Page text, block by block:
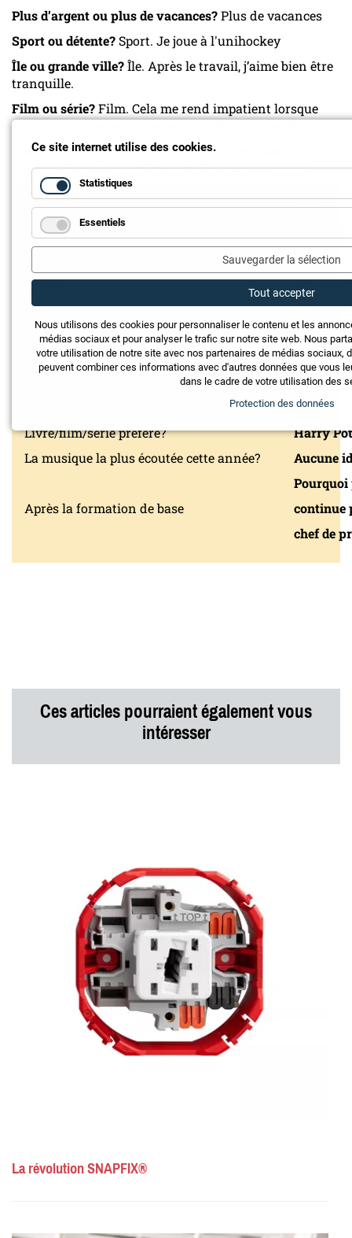
Plus d’argent ou plus de vacances?Plus de vacances
Sport ou détente?Sport. Je joue à l'unihockey
Île ou grande ville?Île. Après le travail, j’aime bien être
tranquille.
Film ou série?Film. Cela me rend impatient lorsque
chaque intrigue est largement étalée dans les séries.
L’ananas sur les pizzas, à enlever ou c’est bon?
enlever! Sinon mes collègues italiens vont me tuer...
Prénom
Nick
Nom
16
Loisirs
Matière préférée
Matières
Formule préférée en électrotechnique?
U=R*I
Note souhaitée pour l’examen final?
5.0
Temps passé sur le smartphone par jour
3 h
Tout
Livre/film/série préféré?
Harry
La musique la plus écoutée cette année?
Aucune
Après la formation de base
continue
chef de
Ces articles pourraient également vous
intéresser
La révolution SNAPFIX®
Ce site internet utilise des cookies.
Statistiques
Essentiels
Sauvegarder la sélection
Tout accepter
Nous utilisons des cookies pour personnaliser le contenu et les
médias sociaux et pour analyser le trafic sur notre site web. Nous
votre utilisation de notre site avec nos partenaires de médias sociaux,
peuvent combiner ces informations avec d'autres données que vous
dans le cadre de votre utilisation des
Protection des données